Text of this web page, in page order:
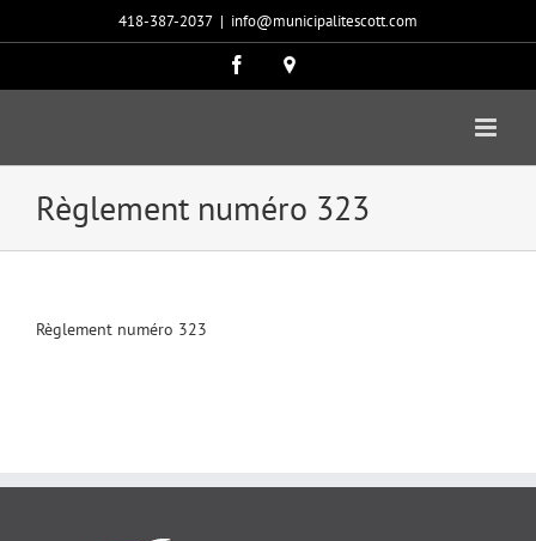
418-387-2037 | info@municipalitescott.com
Facebook
Carte
Règlement numéro 323
Règlement numéro 323